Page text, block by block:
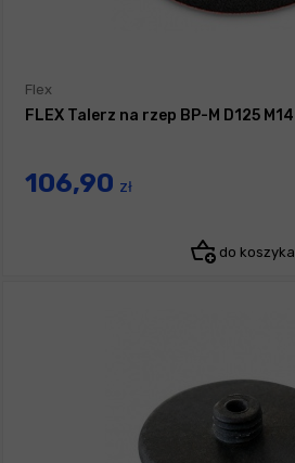
Flex
FLEX Talerz na rzep BP-M D125 M14
106,90 zł
do koszyka